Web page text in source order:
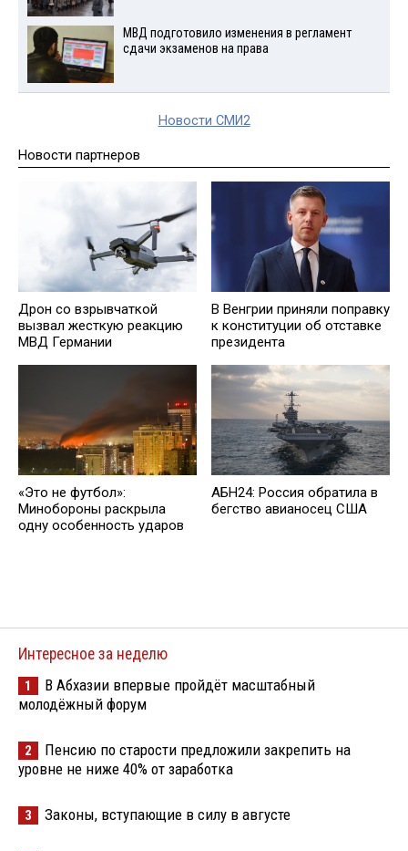
МВД подготовило изменения в регламент
сдачи экзаменов на права
Новости СМИ2
Новости партнеров
Дрон со взрывчаткой
вызвал жесткую реакцию
МВД Германии
В Венгрии приняли поправку
к конституции об отставке
президента
«Это не футбол»:
Минобороны раскрыла
одну особенность ударов
АБН24: Россия обратила в
бегство авианосец США
Интересное за неделю
1
В Абхазии впервые пройдёт масштабный
молодёжный форум
2
Пенсию по старости предложили закрепить на
уровне не ниже 40% от заработка
3 Законы, вступающие в силу в августе